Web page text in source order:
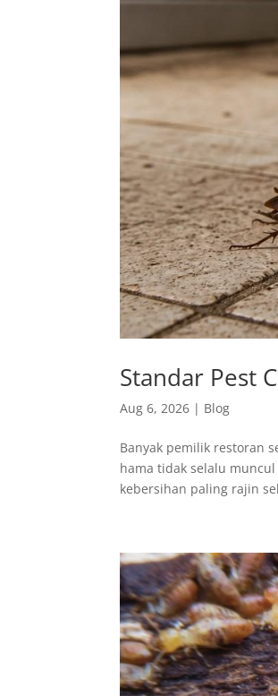
Standar Pest
Aug 6, 2026 | Blog
Banyak pemilik restoran
hama tidak selalu
kebersihan paling rajin